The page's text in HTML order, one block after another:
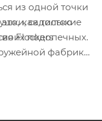
из одной точки
садистские
подопечных.
как только
Flockers
фабрике,